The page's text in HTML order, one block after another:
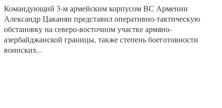
Командующий 3-м армейским корпусом ВС Армении
Александр Цаканян представил оперативно-тактическую
обстановку на северо-восточном участке армяно-
азербайджанской границы, также степень боеготовности
воинских...